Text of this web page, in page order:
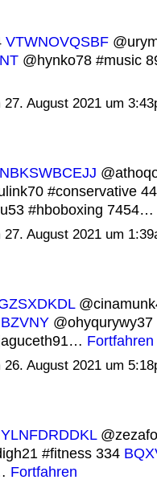
VTWNOVQSBF
@hynko78 #music
August 2021 um
NBKSWBCEJJ
#conservative
#hboboxing 7454…
August 2021 um
@ohyqurywy37
Fortfahren
August 2021 um
YLNFDRDDKL
#fitness 334
Fortfahren